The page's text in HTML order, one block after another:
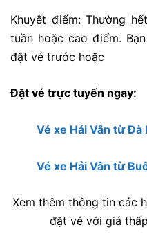
Khuyết điểm: Thường
tuần hoặc cao điểm.
đặt vé trước hoặc
Đặt vé trực tuyến ngay:
Vé xe Hải Vân từ
Vé xe Hải Vân từ
Xem thêm thông tin các
đặt vé với giá